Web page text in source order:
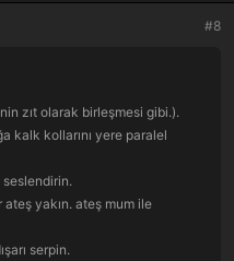
#8
zıt olarak birleşmesi gibi.).
kalk kollarını yere paralel
ateş yakın. ateş mum ile
serpin.